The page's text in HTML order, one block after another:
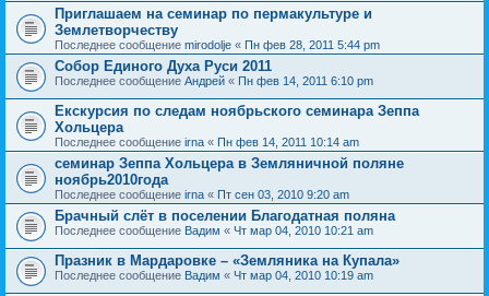
Приглашаем на семинар по пермакультуре и
Землетворчеству
Последнее сообщение mirodolje « Пн фев 28, 2011 5:44 pm
Собор Единого Духа Руси 2011
Последнее сообщение Андрей « Пн фев 14, 2011 6:10 pm
Екскурсия по следам ноябрьского семинара Зеппа
Хольцера
Последнее сообщение irna « Пн фев 14, 2011 10:14 am
семинар Зеппа Хольцера в Земляничной поляне
ноябрь2010года
Последнее сообщение irna « Пт сен 03, 2010 9:20 am
Брачный слёт в поселении Благодатная поляна
Последнее сообщение Вадим « Чт мар 04, 2010 10:21 am
Празник в Мардаровке – «Земляника на Купала»
Последнее сообщение Вадим « Чт мар 04, 2010 10:19 am